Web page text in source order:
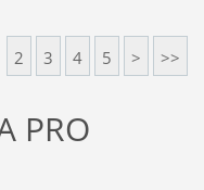
2 3 4 5 > >>
PRO